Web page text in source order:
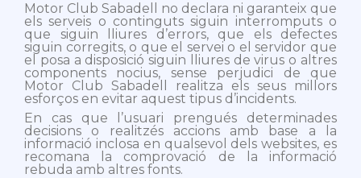
Motor Club Sabadell no declara ni garanteix que
els serveis o continguts siguin interromputs o
que siguin lliures d’errors, que els defectes
siguin corregits, o que el servei o el servidor que
el posa a disposició siguin lliures de virus o altres
components nocius, sense perjudici de que
Motor Club Sabadell realitza els seus millors
esforços en evitar aquest tipus d’incidents.
En cas que l’usuari prengués determinades
decisions o realitzés accions amb base a la
informació inclosa en qualsevol dels websites, es
recomana la comprovació de la informació
rebuda amb altres fonts.